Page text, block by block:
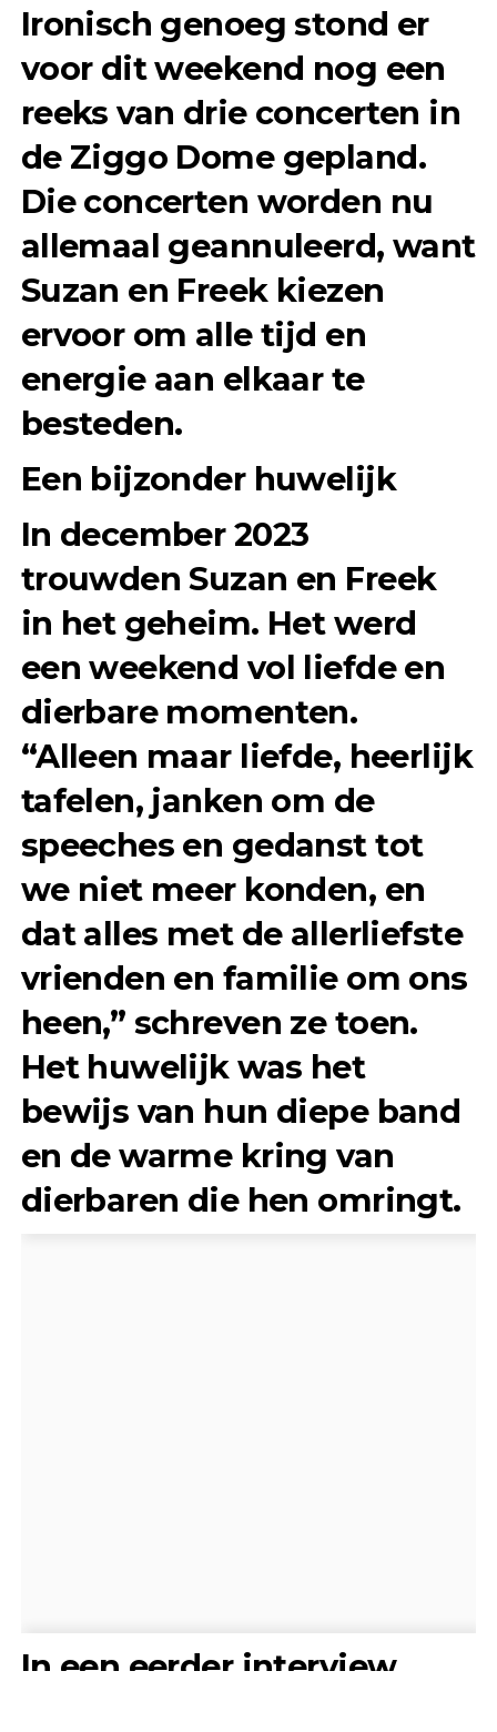
Ironisch genoeg stond er
voor dit weekend nog een
reeks van drie concerten in
de Ziggo Dome gepland.
Die concerten worden nu
allemaal geannuleerd, want
Suzan en Freek kiezen
ervoor om alle tijd en
energie aan elkaar te
besteden.
Een bijzonder huwelijk
In december 2023
trouwden Suzan en Freek
in het geheim. Het werd
een weekend vol liefde en
dierbare momenten.
“Alleen maar liefde, heerlijk
tafelen, janken om de
speeches en gedanst tot
we niet meer konden, en
dat alles met de allerliefste
vrienden en familie om ons
heen,” schreven ze toen.
Het huwelijk was het
bewijs van hun diepe band
en de warme kring van
dierbaren die hen omringt.
In een eerder interview